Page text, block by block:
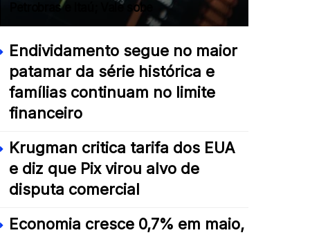
Petrobras e Itaú; Vale sobe
Endividamento segue no maior
patamar da série histórica e
famílias continuam no limite
financeiro
Krugman critica tarifa dos EUA
e diz que Pix virou alvo de
disputa comercial
Economia cresce 0,7% em maio,